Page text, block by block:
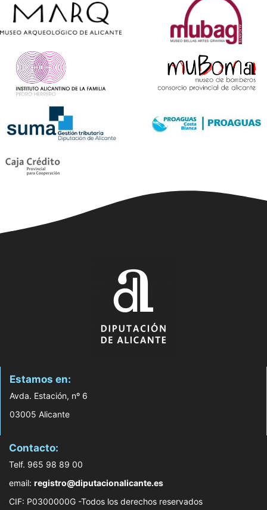
Estamos en:
Avda. Estación, nº 6
03005 Alicante
Contacto:
Telf. 965 98 89 00
email: registro@diputacionalicante.es
CIF: P0300000G -Todos los derechos reservados